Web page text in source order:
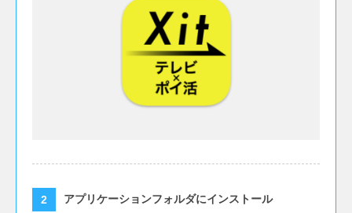
アプリケーションフォルダにインストール